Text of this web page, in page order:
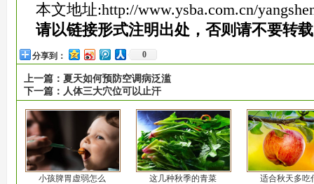
本文地址:http://www.ysba.com.cn/
请以链接形式注明出处，否则请不要转
分享到： 0
上一篇： 夏天如何预防空调病泛滥
下一篇： 人体三大穴位可以止汗
小孩脾胃虚弱怎么 这几种秋季的青菜 适合秋天多吃